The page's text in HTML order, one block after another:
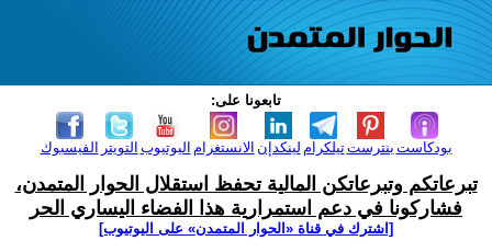
تابعونا على:
الفيسبوك التويتر اليوتيوب الانستغرام لينكدإن تيلكرامبنترست بودكاست
تبرعاتكم وتبرعاتكن المالية تحفظ استقلال الحوار المتمدن،
فشاركونا في دعم استمرارية هذا الفضاء اليساري الحر
[اشترك في قناة ‫«الحوار المتمدن» على اليوتيوب]